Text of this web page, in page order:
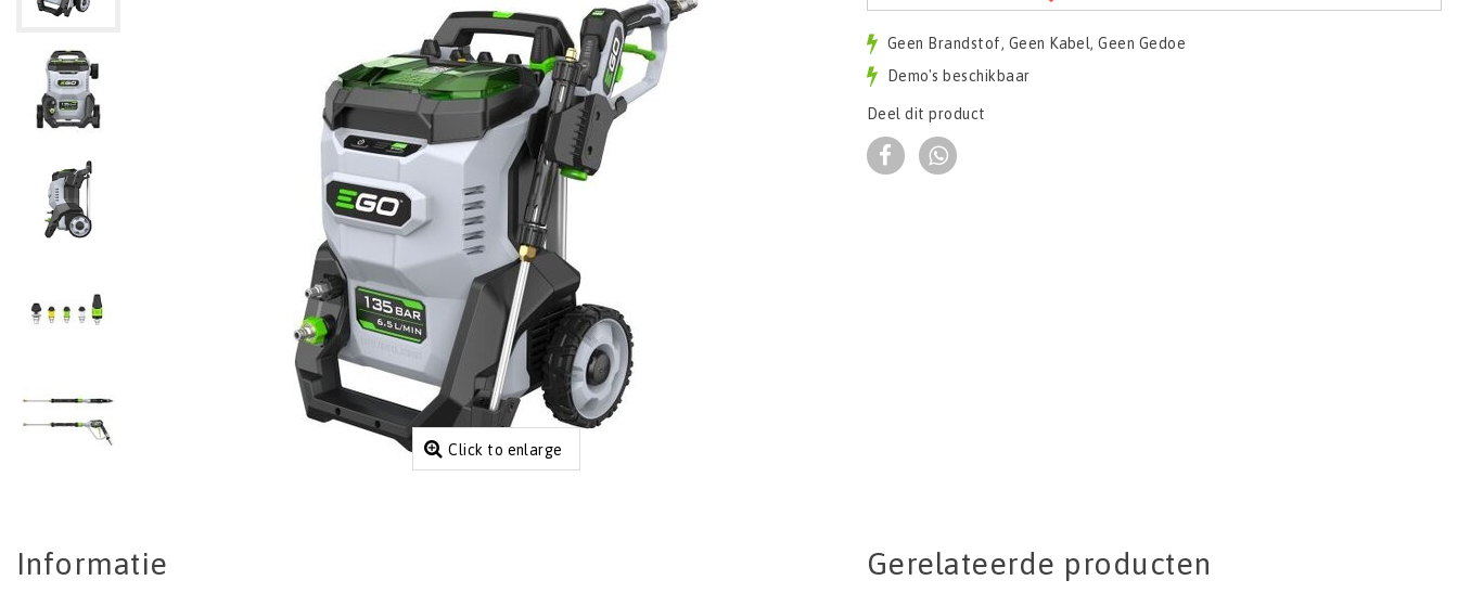
Click to enlarge
Geen Brandstof, Geen Kabel, Geen Gedoe
Demo's beschikbaar
Deel dit product
Informatie Gerelateerde producten